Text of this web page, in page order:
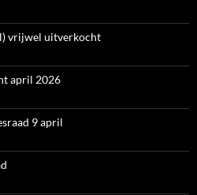
vrijwel uitverkocht
april 2026
9 april